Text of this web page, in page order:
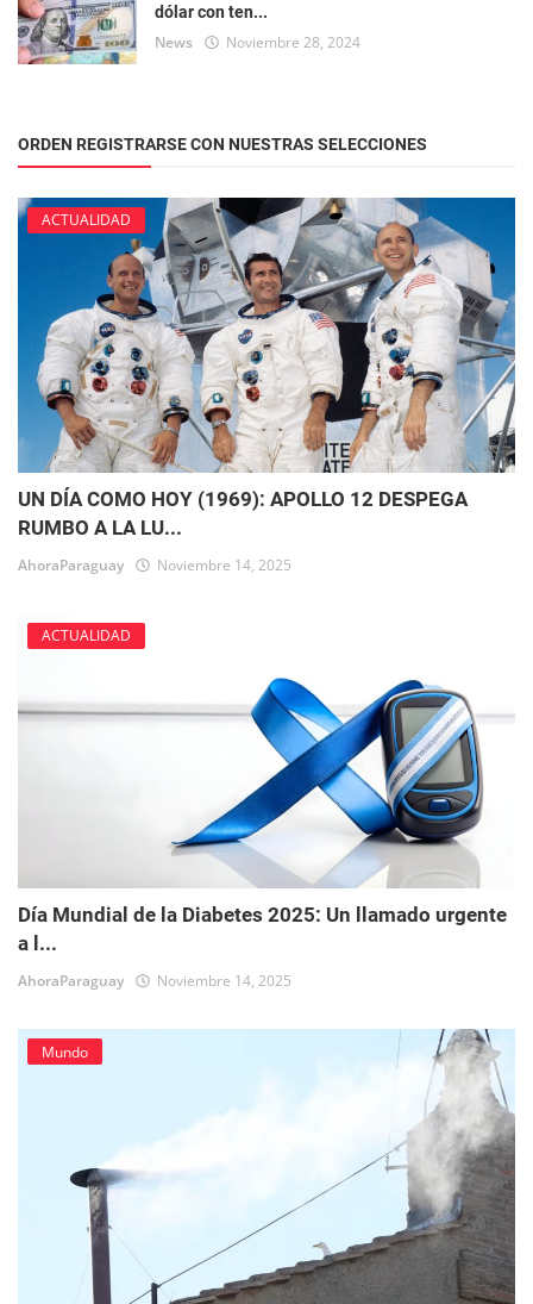
dólar con ten...
News Noviembre 28, 2024
ORDEN REGISTRARSE CON NUESTRAS SELECCIONES
ACTUALIDAD
UN DÍA COMO HOY (1969): APOLLO 12 DESPEGA
RUMBO A LA LU...
AhoraParaguay Noviembre 14, 2025
ACTUALIDAD
Día Mundial de la Diabetes 2025: Un llamado urgente
a l...
AhoraParaguay Noviembre 14, 2025
Mundo